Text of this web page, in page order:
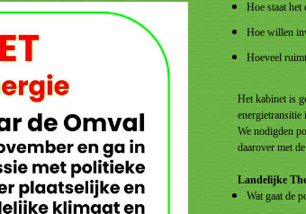
Hoe staat
Hoe willen
Hoeveel
Het kabinet is
energietransitie
We nodigden
daarover met
Landelijke
Wat gaat de